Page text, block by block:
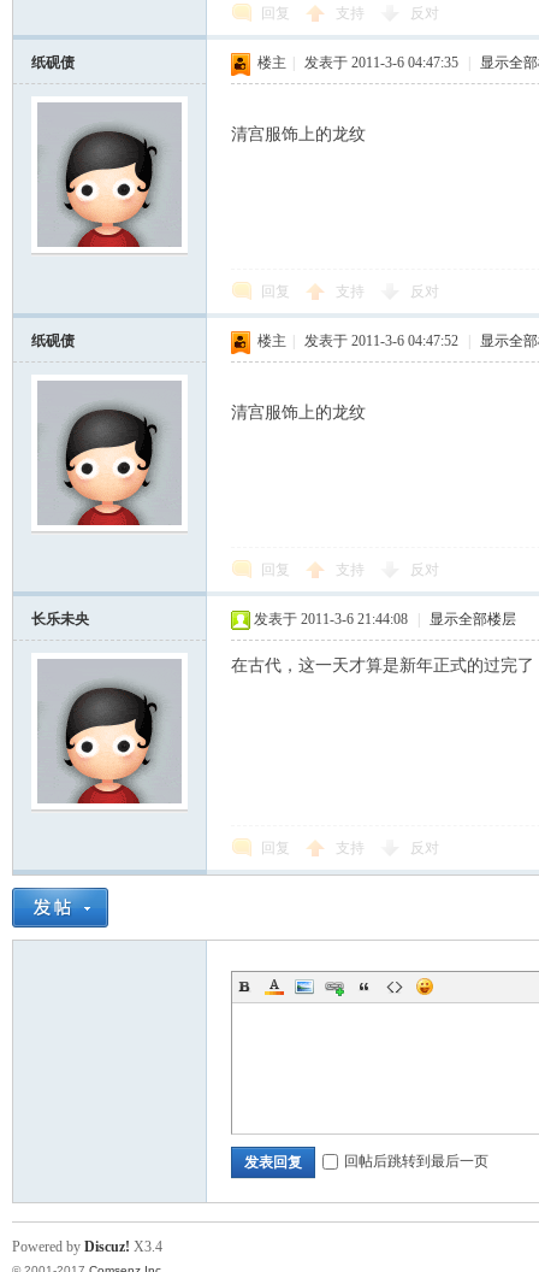
回复 支持 反对
纸砚债 楼主 发表于 2011-3-6 04:47:35 显示全
清宫服饰上的龙纹
回复 支持 反对
纸砚债 楼主 发表于 2011-3-6 04:47:52 显示全
清宫服饰上的龙纹
回复 支持 反对
长乐未央 发表于 2011-3-6 21:44:08 显示全部楼层
在古代，这一天才算是新年正式的过完了
回复 支持 反对
发表回复 回帖后跳转到最后一页
Powered by Discuz! X3.4